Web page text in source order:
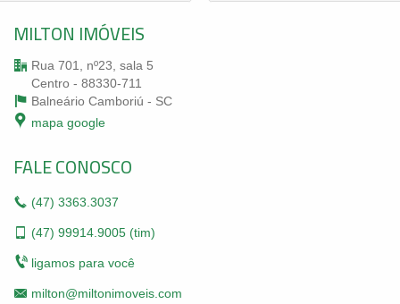
MILTON IMÓVEIS
Rua 701, nº23, sala 5
Centro - 88330-711
Balneário Camboriú - SC
mapa google
FALE CONOSCO
(47) 3363.3037
(47) 99914.9005 (tim)
ligamos para você
milton@miltonimoveis.com